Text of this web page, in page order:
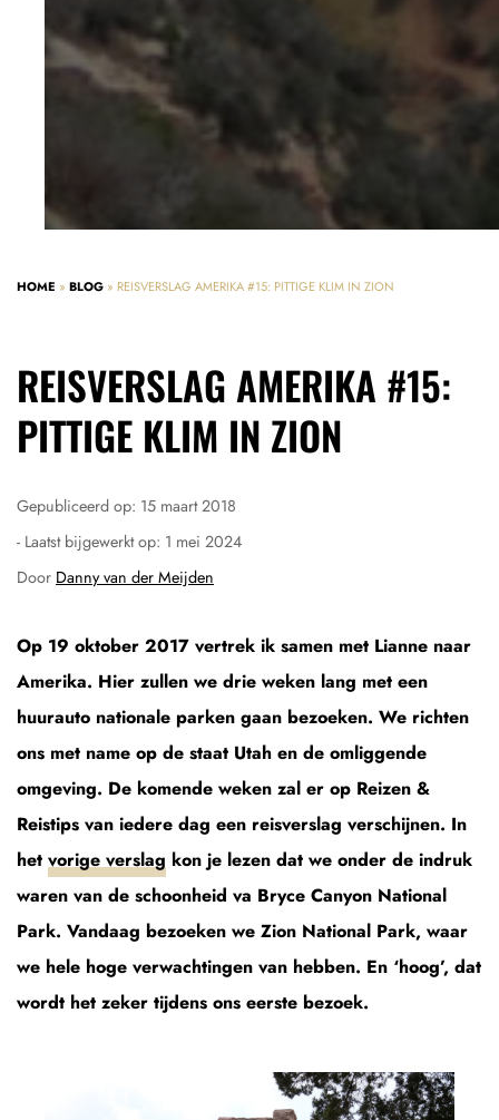
HOME » BLOG » REISVERSLAG AMERIKA #15: PITTIGE KLIM IN ZION
REISVERSLAG AMERIKA #15:
PITTIGE KLIM IN ZION
Gepubliceerd op: 15 maart 2018
- Laatst bijgewerkt op: 1 mei 2024
Door Danny van der Meijden
Op 19 oktober 2017 vertrek ik samen met Lianne naar
Amerika. Hier zullen we drie weken lang met een
huurauto nationale parken gaan bezoeken. We richten
ons met name op de staat Utah en de omliggende
omgeving. De komende weken zal er op Reizen &
Reistips van iedere dag een reisverslag verschijnen. In
het vorige verslag kon je lezen dat we onder de indruk
waren van de schoonheid va Bryce Canyon National
Park. Vandaag bezoeken we Zion National Park, waar
we hele hoge verwachtingen van hebben. En ‘hoog’, dat
wordt het zeker tijdens ons eerste bezoek.